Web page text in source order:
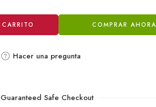
COMPRAR AHORA
Hacer una pregunta
Guaranteed Safe Checkout